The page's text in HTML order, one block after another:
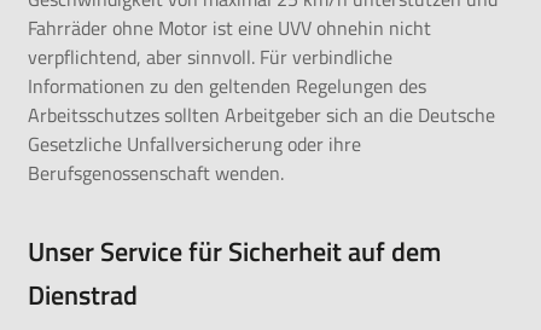
Fahrräder ohne Motor ist eine UVV ohnehin nicht
verpflichtend, aber sinnvoll. Für verbindliche
Informationen zu den geltenden Regelungen des
Arbeitsschutzes sollten Arbeitgeber sich an die Deutsche
Gesetzliche Unfallversicherungoder ihre
Berufsgenossenschaft wenden.
Unser Service für Sicherheit auf dem
Dienstrad